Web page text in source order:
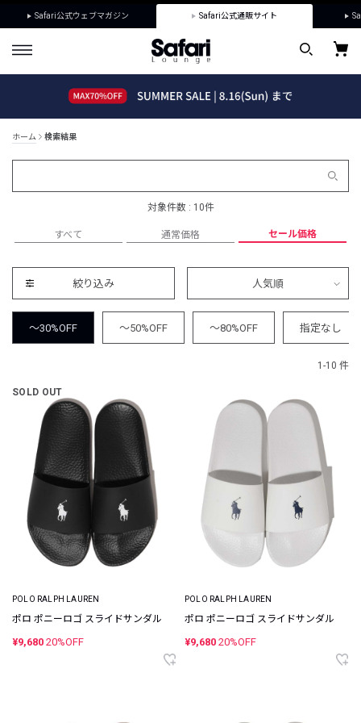
Safari公式ウェブマガジン Safari公式通販サイト
ホーム 検索結果
対象件数 : 10件
すべて 通常価格 セール価格
絞り込み 人気順
～30%OFF ～50%OFF ～80%OFF 指定なし
1-10 件
SOLD OUT
POLO RALPH LAUREN
ポロ ポニーロゴ スライドサンダル
¥9,680 20%OFF
POLO RALPH LAUREN
ポロ ポニーロゴ スライドサンダル
¥9,680 20%OFF